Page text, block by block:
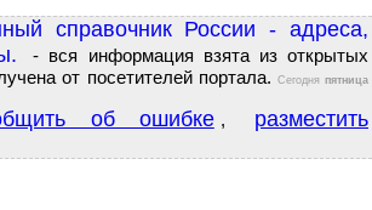
справочник России - адреса,
- вся информация взята из открытых
от посетителей портала. Сегодняпятница
об ошибке ,
разместить